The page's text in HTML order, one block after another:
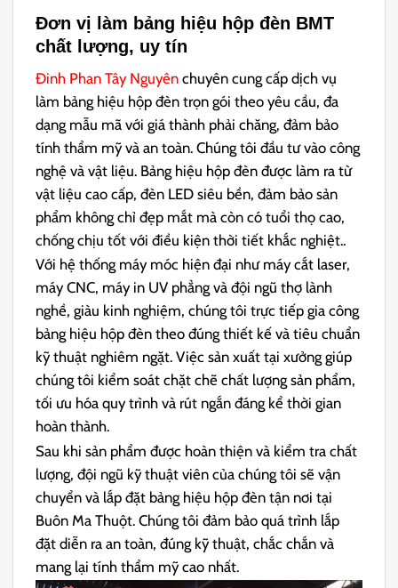
Đơn vị làm bảng hiệu hộp đèn BMT
chất lượng, uy tín
Đinh Phan Tây Nguyên chuyên cung cấp dịch vụ
làm bảng hiệu hộp đèn trọn gói theo yêu cầu, đa
dạng mẫu mã với giá thành phải chăng, đảm bảo
tính thẩm mỹ và an toàn. Chúng tôi đầu tư vào công
nghệ và vật liệu. Bảng hiệu hộp đèn được làm ra từ
vật liệu cao cấp, đèn LED siêu bền, đảm bảo sản
phẩm không chỉ đẹp mắt mà còn có tuổi thọ cao,
chống chịu tốt với điều kiện thời tiết khắc nghiệt..
Với hệ thống máy móc hiện đại như máy cắt laser,
máy CNC, máy in UV phẳng và đội ngũ thợ lành
nghề, giàu kinh nghiệm, chúng tôi trực tiếp gia công
bảng hiệu hộp đèn theo đúng thiết kế và tiêu chuẩn
kỹ thuật nghiêm ngặt. Việc sản xuất tại xưởng giúp
chúng tôi kiểm soát chặt chẽ chất lượng sản phẩm,
tối ưu hóa quy trình và rút ngắn đáng kể thời gian
hoàn thành.
Sau khi sản phẩm được hoàn thiện và kiểm tra chất
lượng, đội ngũ kỹ thuật viên của chúng tôi sẽ vận
chuyển và lắp đặt bảng hiệu hộp đèn tận nơi tại
Buôn Ma Thuột. Chúng tôi đảm bảo quá trình lắp
đặt diễn ra an toàn, đúng kỹ thuật, chắc chắn và
mang lại tính thẩm mỹ cao nhất.